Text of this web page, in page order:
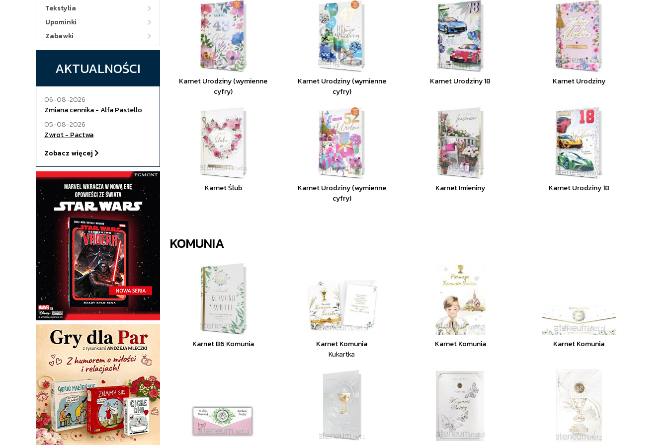
Tekstylia
Upominki
Zabawki
AKTUALNOŚCI
06-08-2026
Zmiana cennika - Alfa Pastello
05-08-2026
Zwrot - Pactwa
Zobacz więcej
Karnet Urodziny (wymienne
cyfry)
Karnet Urodziny (wymienne
cyfry)
Karnet Urodziny 18 Karnet Urodziny
Karnet Ślub
Karnet Urodziny (wymienne
cyfry)
Karnet Imieniny Karnet Urodziny 18
KOMUNIA
Karnet B6 Komunia
Karnet Komunia
Kukartka
Karnet Komunia Karnet Komunia